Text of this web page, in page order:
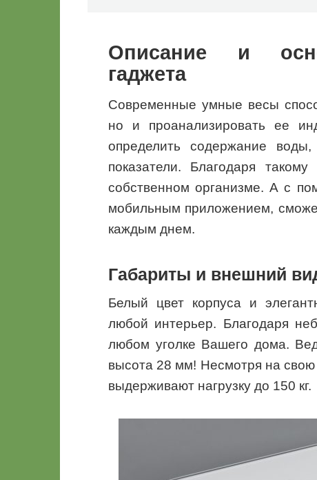
Описание и
гаджета
Современные умные весы
но и проанализировать ее
определить содержание
показатели. Благодаря
собственном организме. А с
мобильным приложением,
каждым днем.
Габариты и внешний
Белый цвет корпуса и
любой интерьер. Благодаря
любом уголке Вашего дома.
высота 28 мм! Несмотря на
выдерживают нагрузку до 150 кг.